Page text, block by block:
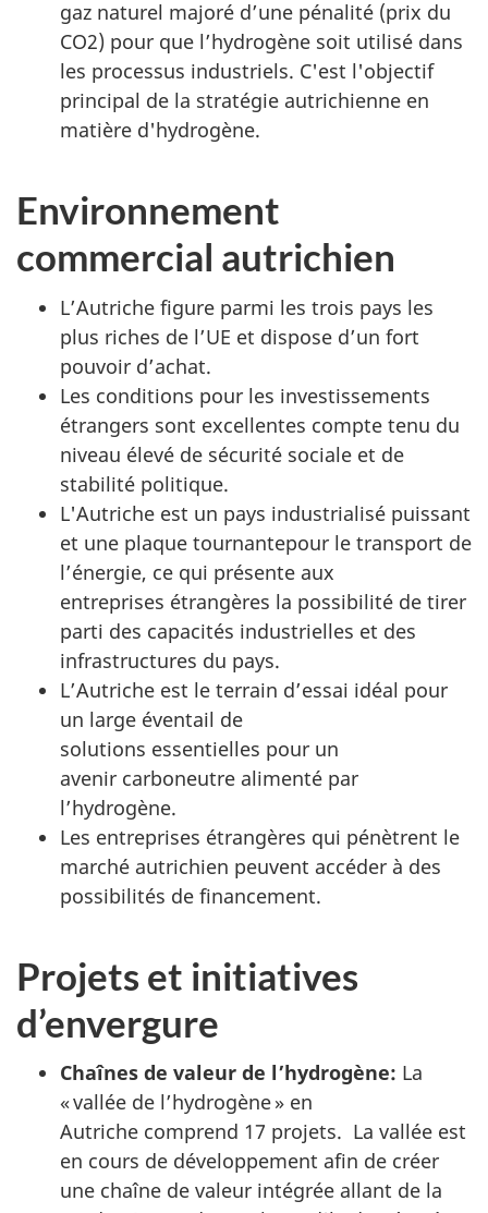
gaz naturel majoré d’une pénalité (prix du
CO2) pour que l’hydrogène soit utilisé dans
les processus industriels. C'est l'objectif
principal de la stratégie autrichienne en
matière d'hydrogène.
Environnement
commercial autrichien
L’Autriche figure parmi les trois pays les
plus riches de l’UE et dispose d’un fort
pouvoir d’achat.
Les conditions pour les investissements
étrangers sont excellentes compte tenu du
niveau élevé de sécurité sociale et de
stabilité politique.
L'Autriche est un pays industrialisé puissant
et une plaque tournantepour le transport de
l’énergie, ce qui présente aux
entreprises étrangères la possibilité de tirer
parti des capacités industrielles et des
infrastructures du pays.
L’Autriche est le terrain d’essai idéal pour
un large éventail de
solutions essentielles pour un
avenir carboneutre alimenté par
l’hydrogène.
Les entreprises étrangères qui pénètrent le
marché autrichien peuvent accéder à des
possibilités de financement.
Projets et initiatives
d’envergure
Chaînes de valeur de l’hydrogène: La
« vallée de l’hydrogène » en
Autriche comprend 17 projets. La vallée est
en cours de développement afin de créer
une chaîne de valeur intégrée allant de la